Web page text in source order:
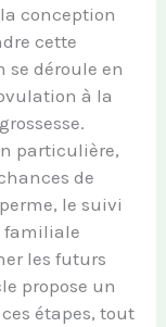
conception
cette
se déroule en
à la
particulière,
de
le suivi
familiale
les futurs
propose un
étapes, tout